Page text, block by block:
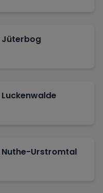
Jüterbog
Luckenwalde
Nuthe-Urstromtal